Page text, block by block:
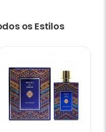
os Estilos